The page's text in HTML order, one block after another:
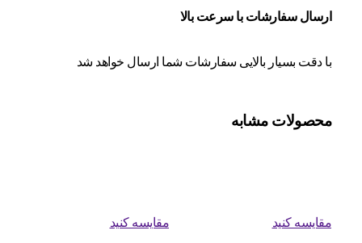
ارسال سفارشات با سرعت بالا
با دقت بسیار بالایی سفارشات شما ارسال خواهد شد
محصولات مشابه
مقایسه کنید مقایسه کنید